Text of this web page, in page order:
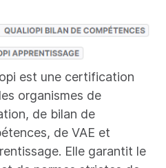
est une certification
organismes de
de bilan de
de VAE et
Elle garantit le